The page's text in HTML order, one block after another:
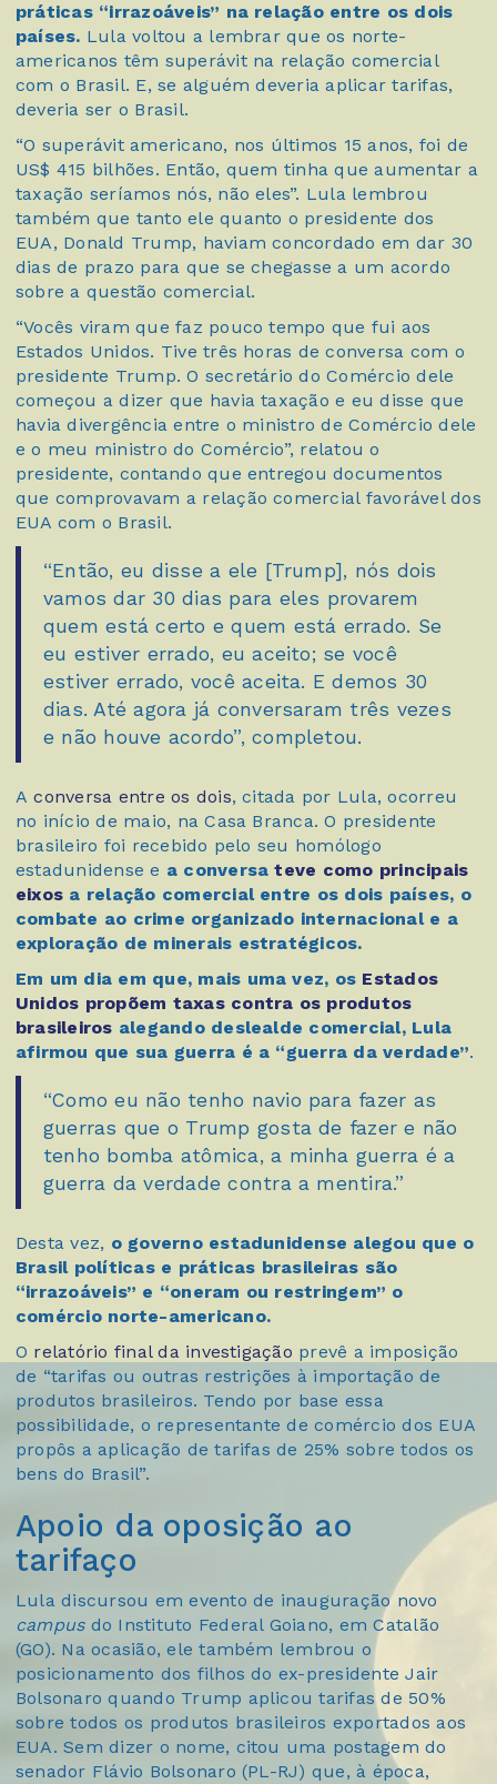
práticas “irrazoáveis” na relação entre os dois
países. Lula voltou a lembrar que os norte-
americanos têm superávit na relação comercial
com o Brasil. E, se alguém deveria aplicar tarifas,
deveria ser o Brasil.
“O superávit americano, nos últimos 15 anos, foi de
US$ 415 bilhões. Então, quem tinha que aumentar a
taxação seríamos nós, não eles”. Lula lembrou
também que tanto ele quanto o presidente dos
EUA, Donald Trump, haviam concordado em dar 30
dias de prazo para que se chegasse a um acordo
sobre a questão comercial.
“Vocês viram que faz pouco tempo que fui aos
Estados Unidos. Tive três horas de conversa com o
presidente Trump. O secretário do Comércio dele
começou a dizer que havia taxação e eu disse que
havia divergência entre o ministro de Comércio dele
e o meu ministro do Comércio”, relatou o
presidente, contando que entregou documentos
que comprovavam a relação comercial favorável dos
EUA com o Brasil.
“Então, eu disse a ele [Trump], nós dois
vamos dar 30 dias para eles provarem
quem está certo e quem está errado. Se
eu estiver errado, eu aceito; se você
estiver errado, você aceita. E demos 30
dias. Até agora já conversaram três vezes
e não houve acordo”, completou.
Aconversa entre os dois, citada por Lula, ocorreu
no início de maio, na Casa Branca. O presidente
brasileiro foi recebido pelo seu homólogo
estadunidense e a conversateve como principais
eixos a relação comercial entre os dois países, o
combate ao crime organizado internacional e a
exploração de minerais estratégicos.
Em um dia em que, mais uma vez, os Estados
Unidos propõem taxas contra os produtos
brasileiros alegando deslealde comercial, Lula
afirmou que sua guerra é a “guerra da verdade”.
“Como eu não tenho navio para fazer as
guerras que o Trump gosta de fazer e não
tenho bomba atômica, a minha guerra é a
guerra da verdade contra a mentira.”
Desta vez, o governo estadunidense alegou que o
Brasil políticas e práticas brasileiras são
“irrazoáveis” e “oneram ou restringem” o
comércio norte-americano.
O relatório final da investigação prevê a imposição
de “tarifas ou outras restrições à importação de
produtos brasileiros. Tendo por base essa
possibilidade, o representante de comércio dos EUA
propôs a aplicação de tarifas de 25% sobre todos os
bens do Brasil”.
Apoio da oposição ao
tarifaço
Lula discursou em evento de inauguração novo
campusdo Instituto Federal Goiano, em Catalão
(GO). Na ocasião, ele também lembrou o
posicionamento dos filhos do ex-presidente Jair
Bolsonaro quando Trump aplicou tarifas de 50%
sobre todos os produtos brasileiros exportados aos
EUA. Sem dizer o nome, citou uma postagem do
senador Flávio Bolsonaro (PL-RJ) que, à época,